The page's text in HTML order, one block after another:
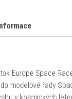
Europe Space
modelové řady